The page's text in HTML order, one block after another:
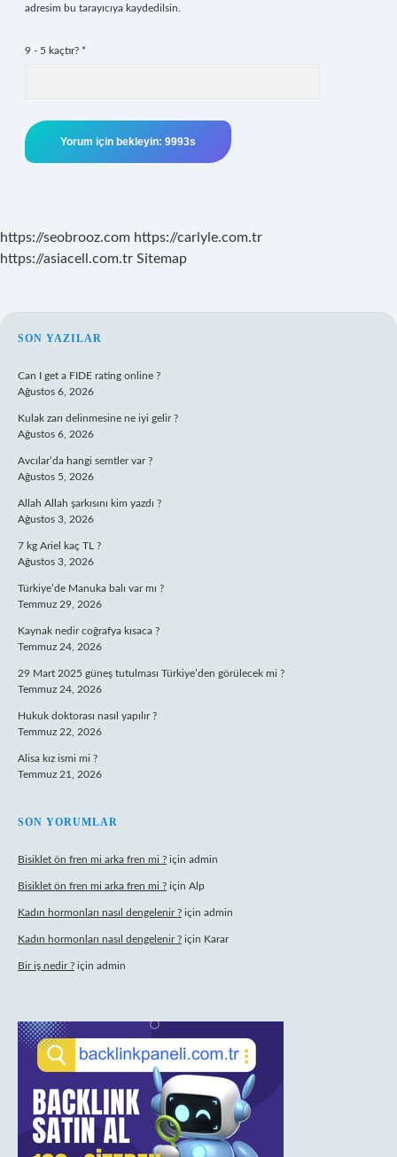
adresim bu tarayıcıya kaydedilsin.
9 - 5 kaçtır? *
https://seobrooz.com https://carlyle.com.tr
https://asiacell.com.tr Sitemap
SIDEBAR
SON YAZILAR
Can I get a FIDE rating online ?
Ağustos 6, 2026
Kulak zarı delinmesine ne iyi gelir ?
Ağustos 6, 2026
Avcılar’da hangi semtler var ?
Ağustos 5, 2026
Allah Allah şarkısını kim yazdı ?
Ağustos 3, 2026
7 kg Ariel kaç TL ?
Ağustos 3, 2026
Türkiye’de Manuka balı var mı ?
Temmuz 29, 2026
Kaynak nedir coğrafya kısaca ?
Temmuz 24, 2026
29 Mart 2025 güneş tutulması Türkiye’den görülecek mi ?
Temmuz 24, 2026
Hukuk doktorası nasıl yapılır ?
Temmuz 22, 2026
Alisa kız ismi mi ?
Temmuz 21, 2026
SON YORUMLAR
Bisiklet ön fren mi arka fren mi ? için admin
Bisiklet ön fren mi arka fren mi ? için Alp
Kadın hormonları nasıl dengelenir ? için admin
Kadın hormonları nasıl dengelenir ? için Karar
Bir iş nedir ? için admin